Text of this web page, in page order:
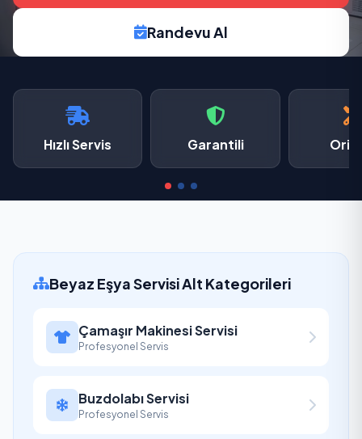
Randevu Al
Hızlı Servis Garantili
Beyaz Eşya Servisi Alt Kategorileri
Çamaşır Makinesi Servisi
Profesyonel Servis
Buzdolabı Servisi
Profesyonel Servis